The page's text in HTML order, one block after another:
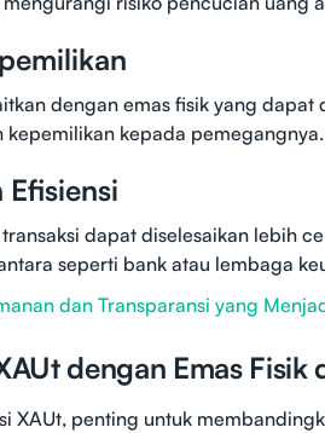
dengan emas fisik yang
kepemilikan kepada pemegangnya.
dapat diselesaikan lebih
seperti bank atau lembaga
dan Transparansi yang
dengan Emas Fisik
XAUt, penting untuk